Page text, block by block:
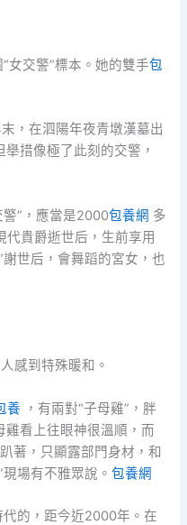
女交警”標本。她的雙手包
，在泗陽年夜青墩漢墓出
措像極了此刻的交警，
”，應當是2000包養網 多
代貴爵逝世后，生前享用
世后，會舞蹈的宮女，也
感到特殊暖和。
養 ，有兩對“子母雞”，胖
雞看上往眼神很溫順，而
著，只顯露部門身材，和
現場有不雅眾說。包養網
代的，距今近2000年。在